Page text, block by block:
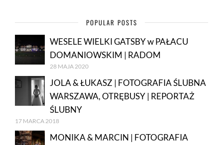
POPULAR POSTS
WESELE WIELKI GATSBY w PAŁACU
DOMANIOWSKIM | RADOM
28 MAJA 2020
JOLA & ŁUKASZ | FOTOGRAFIA ŚLUBNA
WARSZAWA, OTRĘBUSY | REPORTAŻ
ŚLUBNY
17 MARCA 2018
MONIKA & MARCIN | FOTOGRAFIA